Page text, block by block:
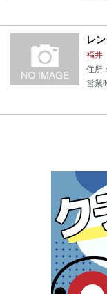
レ
福井
住所
営業